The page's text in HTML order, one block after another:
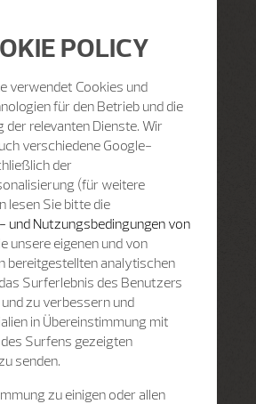
POLICY
verwendet Cookies und
für den Betrieb und die
der relevanten Dienste. Wir
verschiedene Google-
der
(für weitere
lesen Sie bitte die
und Nutzungsbedingungen von
unsere eigenen und von
bereitgestellten analytischen
Surferlebnis des Benutzers
zu verbessern und
in Übereinstimmung mit
Surfens gezeigten
senden.
zu einigen oder allen